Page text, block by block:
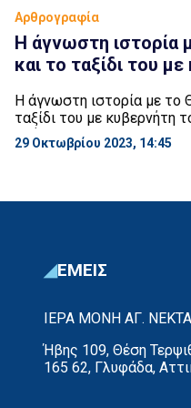
Αρθρογραφία
H άγνωστη
και το ταξίδι του
H άγνωστη ιστορία με
ταξίδι του με κυβερνήτη
πλήρωμά του και πώς
στόλο να το υποδεχθεί με
σταυρό τον οποίο έθεσε
29 Οκτωβρίου 2023, 14:45
ΕΜΕΙΣ
ΙΕΡΑ ΜΟΝΗ ΑΓ.
Ήβης 109, Θέση
165 62, Γλυφάδα,